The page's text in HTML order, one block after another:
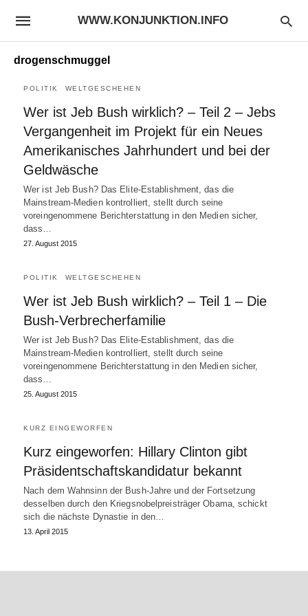
WWW.KONJUNKTION.INFO
drogenschmuggel
POLITIK WELTGESCHEHEN
Wer ist Jeb Bush wirklich? – Teil 2 – Jebs
Vergangenheit im Projekt für ein Neues
Amerikanisches Jahrhundert und bei der
Geldwäsche
Wer ist Jeb Bush? Das Elite-Establishment, das die
Mainstream-Medien kontrolliert, stellt durch seine
voreingenommene Berichterstattung in den Medien sicher,
dass…
27. August 2015
POLITIK WELTGESCHEHEN
Wer ist Jeb Bush wirklich? – Teil 1 – Die
Bush-Verbrecherfamilie
Wer ist Jeb Bush? Das Elite-Establishment, das die
Mainstream-Medien kontrolliert, stellt durch seine
voreingenommene Berichterstattung in den Medien sicher,
dass…
25. August 2015
KURZ EINGEWORFEN
Kurz eingeworfen: Hillary Clinton gibt
Präsidentschaftskandidatur bekannt
Nach dem Wahnsinn der Bush-Jahre und der Fortsetzung
desselben durch den Kriegsnobelpreisträger Obama, schickt
sich die nächste Dynastie in den…
13. April 2015